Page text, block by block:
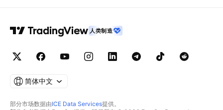
人类制造
简体中文
部分市场数据由ICE Data Services提供。